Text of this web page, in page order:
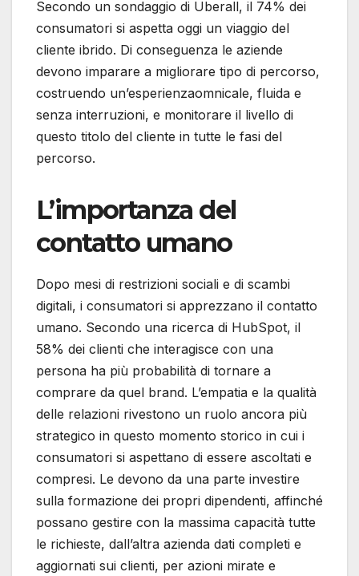
Secondo un sondaggio di Uberall, il 74% dei
consumatori si aspetta oggi un viaggio del
cliente ibrido. Di conseguenza le aziende
devono imparare a migliorare tipo di percorso,
costruendo un’esperienzaomnicale, fluida e
senza interruzioni, e monitorare il livello di
questo titolo del cliente in tutte le fasi del
percorso.
L’importanza del
contatto umano
Dopo mesi di restrizioni sociali e di scambi
digitali, i consumatori si apprezzano il contatto
umano. Secondo una ricerca di HubSpot, il
58% dei clienti che interagisce con una
persona ha più probabilità di tornare a
comprare da quel brand. L’empatia e la qualità
delle relazioni rivestono un ruolo ancora più
strategico in questo momento storico in cui i
consumatori si aspettano di essere ascoltati e
compresi. Le devono da una parte investire
sulla formazione dei propri dipendenti, affinché
possano gestire con la massima capacità tutte
le richieste, dall’altra azienda dati completi e
aggiornati sui clienti, per azioni mirate e